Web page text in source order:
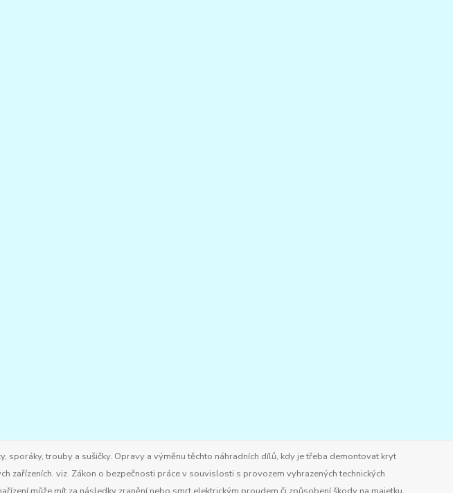
trouby a sušičky. Opravy a výměnu těchto náhradních dílů, kdy je třeba demontovat kryt
viz. Zákon o bezpečnosti práce v souvislosti s provozem vyhrazených technických